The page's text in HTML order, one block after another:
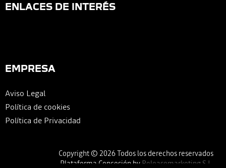
ENLACES DE INTERÉS
EMPRESA
Aviso Legal
Política de cookies
Política de Privacidad
Copyright © 2026 Todos los derechos reservados
Plataforma Concesión by Releasemarketing S.L.